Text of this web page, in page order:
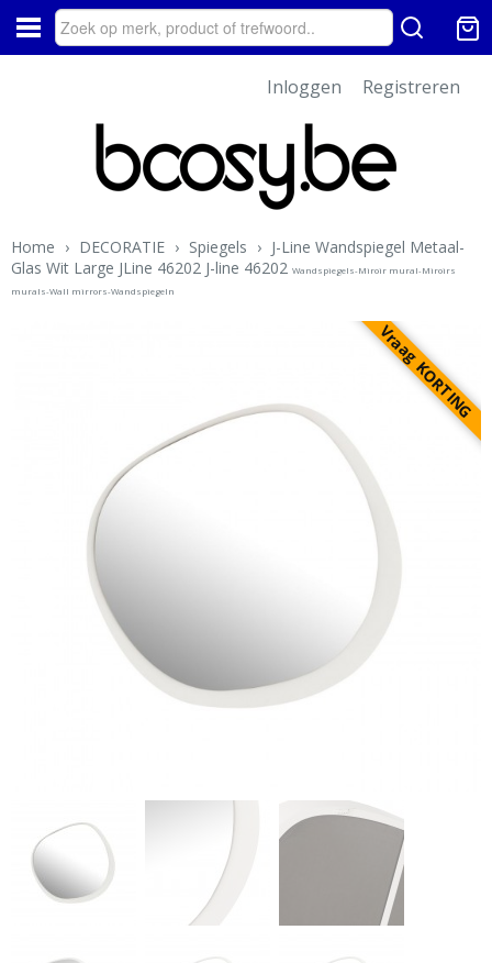
Inloggen Registreren
Home › DECORATIE › Spiegels › J-Line Wandspiegel Metaal-
Glas Wit Large JLine 46202 J-line 46202 Wandspiegels-Miroir mural-Miroirs
murals-Wall mirrors-Wandspiegeln
Vraag KORTING